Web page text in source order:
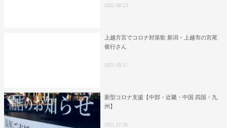
2021.08.23
上越方言でコロナ対策歌 新潟・上越市の宮尾
俊行さん
2021.05.17
新型コロナ支援【中部・近畿・中国 四国・九
州】
2021.07.29